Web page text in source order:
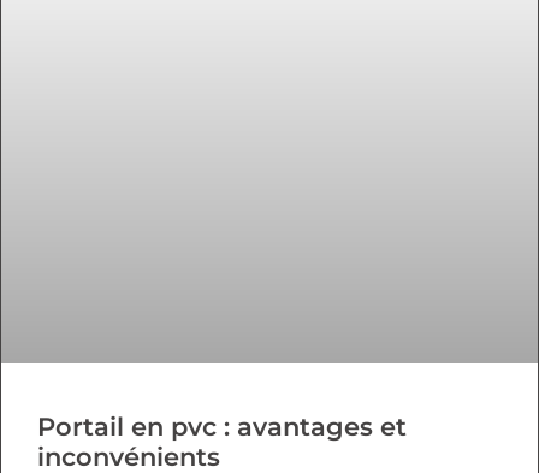
Portail en pvc : avantages et
inconvénients